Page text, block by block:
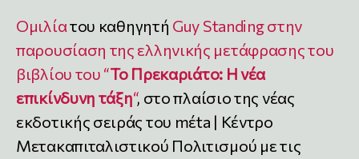
Ομιλίατου καθηγητή Guy Standingστην
παρουσίαση της ελληνικής μετάφρασης του
βιβλίου του “Το Πρεκαριάτο: Η νέα
επικίνδυνη τάξη“, στο πλαίσιο της νέας
εκδοτικής σειράς του mέta | Κέντρο
Μετακαπιταλιστικού Πολιτισμού με τις